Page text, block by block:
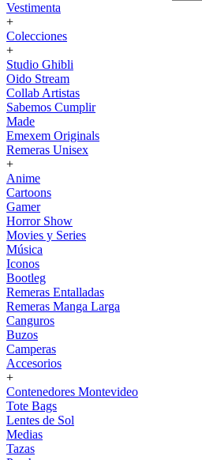
Vestimenta
+
Colecciones
+
Studio Ghibli
Oido Stream
Collab Artistas
Sabemos Cumplir
Made
Emexem Originals
Remeras Unisex
+
Anime
Cartoons
Gamer
Horror Show
Movies y Series
Música
Iconos
Bootleg
Remeras Entalladas
Remeras Manga Larga
Canguros
Buzos
Camperas
Accesorios
+
Contenedores Montevideo
Tote Bags
Lentes de Sol
Medias
Tazas